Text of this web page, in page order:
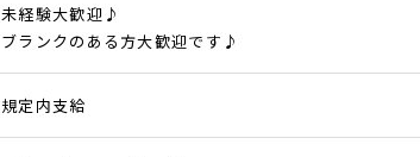
未経験大歓迎♪
ブランクのある方大歓迎です♪
規定内支給